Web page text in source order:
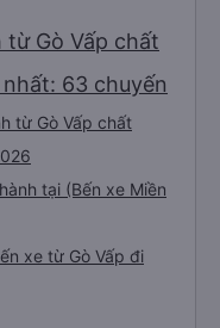
Gò Vấp chất
63 chuyến
từ Gò Vấp chất
tại (Bến xe Miền
xe từ Gò Vấp đi